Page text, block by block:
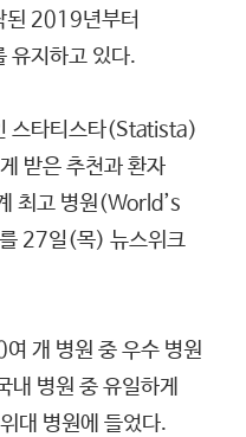
된 2019년부터
유지하고 있다.
스타티스타(Statista)
받은 추천과 환자
최고 병원(World’s
27일(목) 뉴스위크
개 병원 중 우수 병원
병원 중 유일하게
대 병원에 들었다.